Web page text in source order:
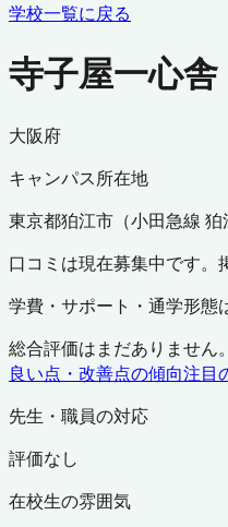
学校一覧に戻る
寺子屋一心
大阪府
キャンパス所在地
東京都狛江市 （小田急線 狛
口コミは現在募集中です。
学費・サポート・通学形態
総合評価はまだありません
良い点・改善点の傾向注目
先生・職員の対応
評価なし
在校生の雰囲気